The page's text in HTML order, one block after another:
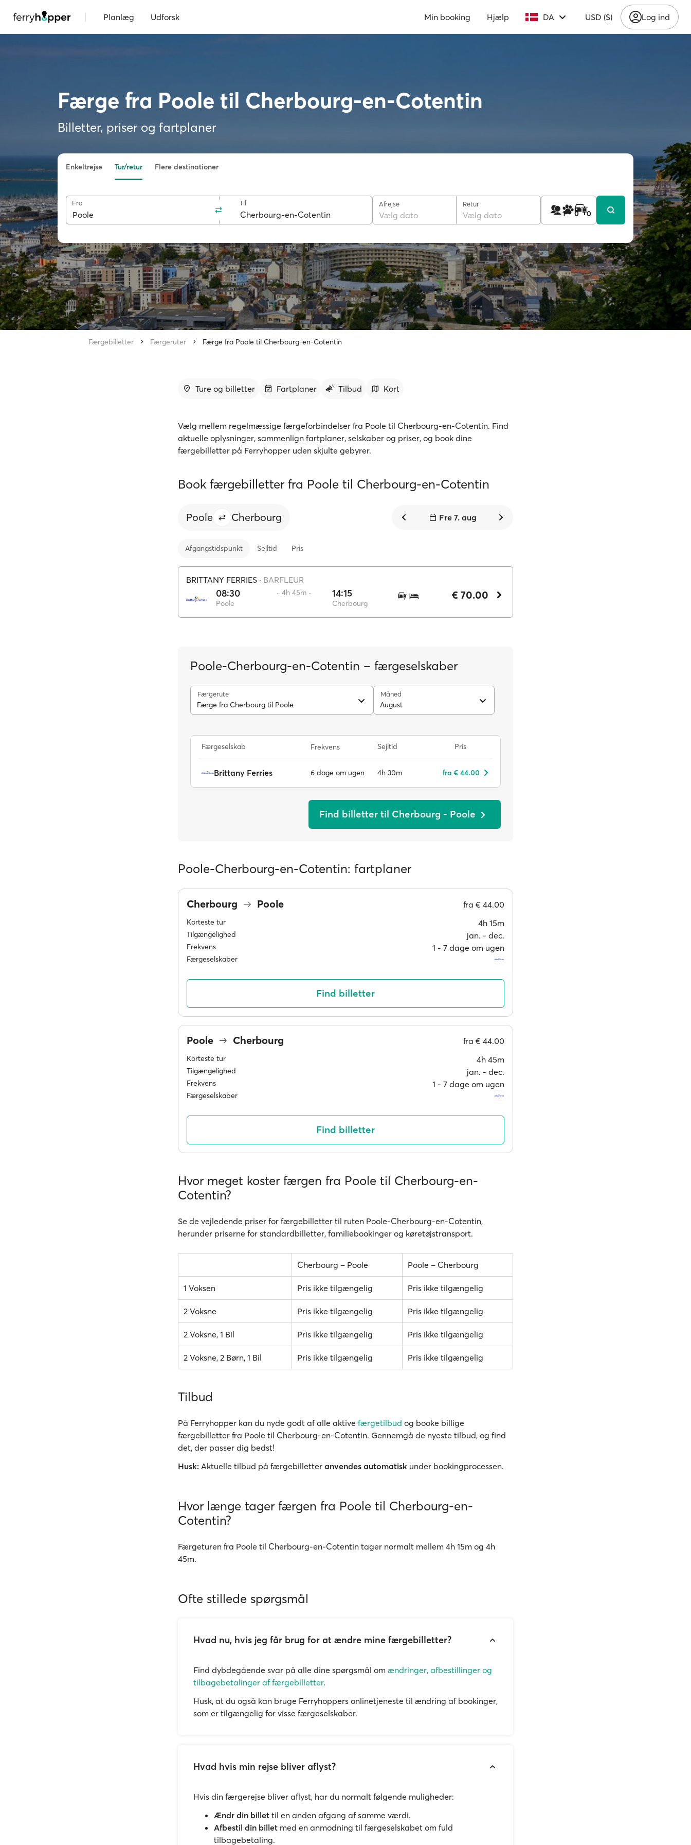
| Planlæg Udforsk Min booking Hjælp DA USD ($) Log ind
Færge fra Poole til Cherbourg-en-Cotentin
Billetter, priser og fartplaner
Enkeltrejse Tur/retur Flere destinationer
Fra Til Afrejse
Vælg dato
Retur
Vælg dato 1 0 0
Færgebilletter Færgeruter Færge fra Poole til Cherbourg-en-Cotentin
Ture og billetter Fartplaner Tilbud Kort
Vælg mellem regelmæssige færgeforbindelser fra Poole til Cherbourg-en-Cotentin. Find
aktuelle oplysninger, sammenlign fartplaner, selskaber og priser, og book dine
færgebilletter på Ferryhopper uden skjulte gebyrer.
Book færgebilletter fra Poole til Cherbourg-en-Cotentin
Poole Cherbourg Fre 7. aug
Afgangstidspunkt Sejltid Pris
BRITTANY FERRIES · BARFLEUR
08:30
Poole
·· 4h 45m ·· 14:15
Cherbourg
€ 70.00
Poole-Cherbourg-en-Cotentin – færgeselskaber
Færgerute
Færge fra Cherbourg til Poole
Måned
August
Færgeselskab Frekvens Sejltid Pris
Brittany Ferries 6 dage om ugen 4h 30m fra € 44.00
Find billetter til Cherbourg - Poole
Poole-Cherbourg-en-Cotentin: fartplaner
Cherbourg Poole fra € 44.00
Korteste tur 4h 15m
Tilgængelighed jan. ‐ dec.
Frekvens 1 ‐ 7 dage om ugen
Færgeselskaber
Find billetter
Poole Cherbourg fra € 44.00
Korteste tur 4h 45m
Tilgængelighed jan. ‐ dec.
Frekvens 1 ‐ 7 dage om ugen
Færgeselskaber
Find billetter
Hvor meget koster færgen fra Poole til Cherbourg-en-
Cotentin?
Se de vejledende priser for færgebilletter til ruten Poole-Cherbourg-en-Cotentin,
herunder priserne for standardbilletter, familiebookinger og køretøjstransport.
Cherbourg – Poole Poole – Cherbourg
1 Voksen Pris ikke tilgængelig Pris ikke tilgængelig
2 Voksne Pris ikke tilgængelig Pris ikke tilgængelig
2 Voksne, 1 Bil Pris ikke tilgængelig Pris ikke tilgængelig
2 Voksne, 2 Børn, 1 Bil Pris ikke tilgængelig Pris ikke tilgængelig
Tilbud
På Ferryhopper kan du nyde godt af alle aktive færgetilbud og booke billige
færgebilletter fra Poole til Cherbourg-en-Cotentin. Gennemgå de nyeste tilbud, og find
det, der passer dig bedst!
Husk: Aktuelle tilbud på færgebilletter anvendes automatisk under bookingprocessen.
Hvor længe tager færgen fra Poole til Cherbourg-en-
Cotentin?
Færgeturen fra Poole til Cherbourg-en-Cotentin tager normalt mellem 4h 15m og 4h
45m.
Ofte stillede spørgsmål
Hvad nu, hvis jeg får brug for at ændre mine færgebilletter?
Find dybdegående svar på alle dine spørgsmål om ændringer, afbestillinger og
tilbagebetalinger af færgebilletter.
Husk, at du også kan bruge Ferryhoppers onlinetjeneste til ændring af bookinger,
som er tilgængelig for visse færgeselskaber.
Hvad hvis min rejse bliver aflyst?
Hvis din færgerejse bliver aflyst, har du normalt følgende muligheder:
Ændr din billet til en anden afgang af samme værdi.
Afbestil din billet med en anmodning til færgeselskabet om fuld
tilbagebetaling.